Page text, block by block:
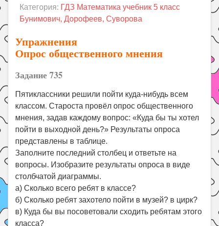
Психология
Поиск
Категория: ГДЗ Математика учебник 5 класс
Бунимович, Дорофеев, Суворова
Упражнения
Опрос общественного мнения
Задание 735
Пятиклассники решили пойти куда-нибудь всем
классом. Староста провёл опрос общественного
мнения, задав каждому вопрос: «Куда бы ты хотел
пойти в выходной день?» Результаты опроса
представлены в таблице.
Заполните последний столбец и ответьте на
вопросы. Изобразите результаты опроса в виде
столбчатой диаграммы.
а) Сколько всего ребят в классе?
б) Сколько ребят захотело пойти в музей? в цирк?
в) Куда бы вы посоветовали сходить ребятам этого
класса?